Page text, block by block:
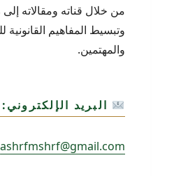
من خلال قناته ومقالاته
وتبسيط المفاهيم
والمهتمين.
البريد الإلكتروني:
ashrfmshrf@gmail.com